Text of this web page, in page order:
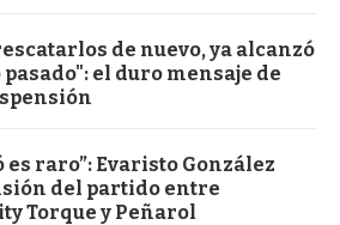
de nuevo, ya alcanzó
el duro mensaje de
es raro”: Evaristo González
del partido entre
Torque y Peñarol